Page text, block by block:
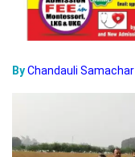
ByChandauli Samachar